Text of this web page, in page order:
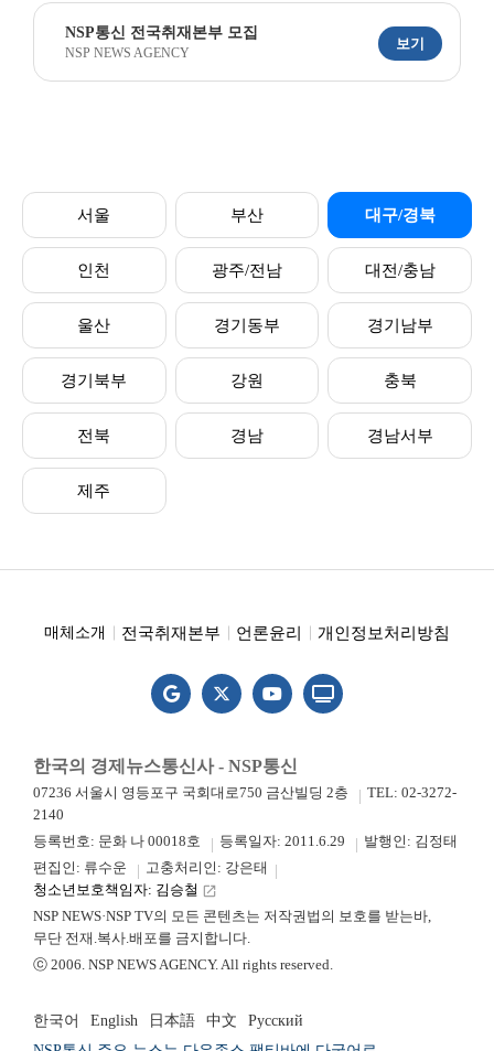
NSP통신 전국취재본부 모집
NSP NEWS AGENCY
보기
서울 부산 대구/경북
인천 광주/전남 대전/충남
울산 경기동부 경기남부
경기북부 강원 충북
전북 경남 경남서부
제주
매체소개 전국취재본부 언론윤리 개인정보처리방침
한국의 경제뉴스통신사 - NSP통신
07236 서울시 영등포구 국회대로750 금산빌딩 2층
TEL: 02-3272-
2140
등록번호: 문화 나 00018호
등록일자: 2011.6.29
발행인: 김정태
편집인: 류수운
고충처리인: 강은태
청소년보호책임자: 김승철 launch
NSP NEWS·NSP TV의 모든 콘텐츠는 저작권법의 보호를 받는바,
무단 전재.복사.배포를 금지합니다.
ⓒ 2006. NSP NEWS AGENCY. All rights reserved.
한국어 English 日本語 中文
Русский